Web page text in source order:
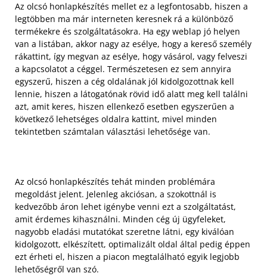
Az olcsó honlapkészítés mellet ez a legfontosabb, hiszen a
legtöbben ma már interneten keresnek rá a különböző
termékekre és szolgáltatásokra. Ha egy weblap jó helyen
van a listában, akkor nagy az esélye, hogy a kereső személy
rákattint, így megvan az esélye, hogy vásárol, vagy felveszi
a kapcsolatot a céggel. Természetesen ez sem annyira
egyszerű, hiszen a cég oldalának jól kidolgozottnak kell
lennie, hiszen a látogatónak rövid idő alatt meg kell találni
azt, amit keres, hiszen ellenkező esetben egyszerűen a
következő lehetséges oldalra kattint, mivel minden
tekintetben számtalan választási lehetősége van.
Az olcsó honlapkészítés tehát minden problémára
megoldást jelent. Jelenleg akciósan, a szokottnál is
kedvezőbb áron lehet igénybe venni ezt a szolgáltatást,
amit érdemes kihasználni. Minden cég új ügyfeleket,
nagyobb eladási mutatókat szeretne látni, egy kiválóan
kidolgozott, elkészített, optimalizált oldal által pedig éppen
ezt érheti el, hiszen a piacon megtalálható egyik legjobb
lehetőségről van szó.